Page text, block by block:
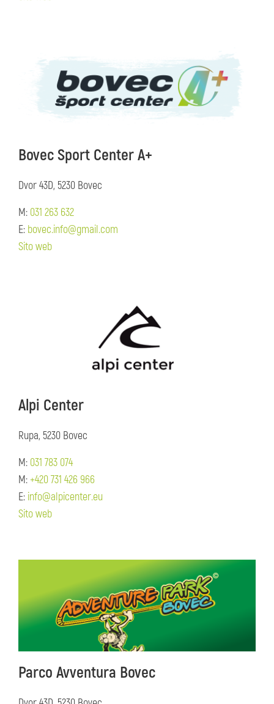
Bovec Sport Center A+
Dvor 43D, 5230 Bovec
M: 031 263 632
E: bovec.info@gmail.com
Sito web
Alpi Center
Rupa, 5230 Bovec
M: 031 783 074
M:+420 731 426 966
E: info@alpicenter.eu
Sito web
Parco Avventura Bovec